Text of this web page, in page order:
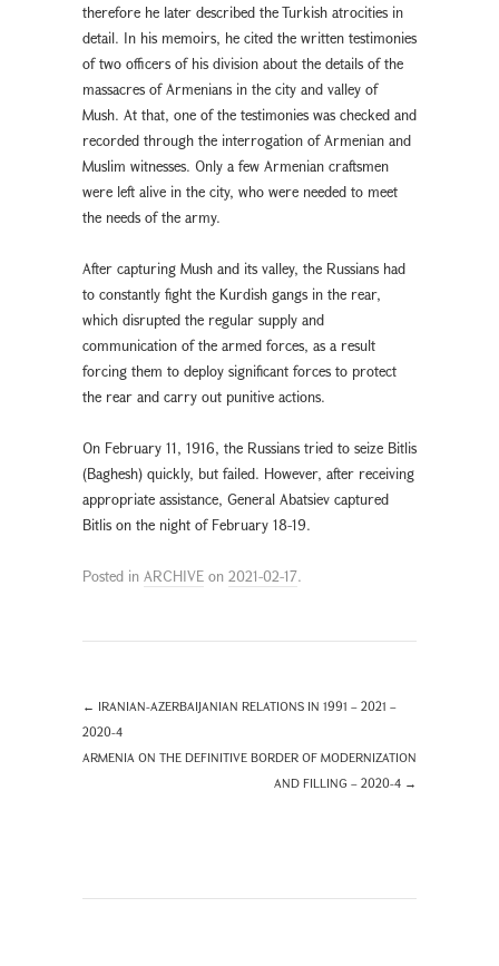
therefore he later described the Turkish atrocities in
detail. In his memoirs, he cited the written testimonies
of two officers of his division about the details of the
massacres of Armenians in the city and valley of
Mush. At that, one of the testimonies was checked and
recorded through the interrogation of Armenian and
Muslim witnesses. Only a few Armenian craftsmen
were left alive in the city, who were needed to meet
the needs of the army.
After capturing Mush and its valley, the Russians had
to constantly fight the Kurdish gangs in the rear,
which disrupted the regular supply and
communication of the armed forces, as a result
forcing them to deploy significant forces to protect
the rear and carry out punitive actions.
On February 11, 1916, the Russians tried to seize Bitlis
(Baghesh) quickly, but failed. However, after receiving
appropriate assistance, General Abatsiev captured
Bitlis on the night of February 18-19.
Posted in ARCHIVE on 2021-02-17.
← IRANIAN-AZERBAIJANIAN RELATIONS IN 1991 – 2021 –
2020-4
ARMENIA ON THE DEFINITIVE BORDER OF MODERNIZATION
AND FILLING – 2020-4 →